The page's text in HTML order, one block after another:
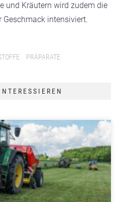
und Kräutern wird zudem die
Geschmack intensiviert.
PRÄPARATE